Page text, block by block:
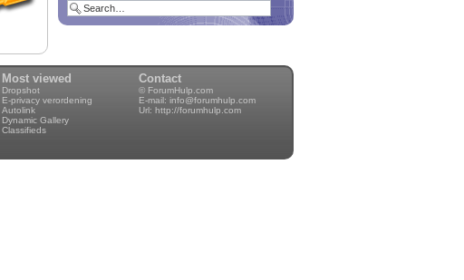
Most viewed
Dropshot
E-privacy verordening
Autolink
Dynamic Gallery
Classifieds
Contact
© ForumHulp.com
E-mail: info@forumhulp.com
Url: http://forumhulp.com